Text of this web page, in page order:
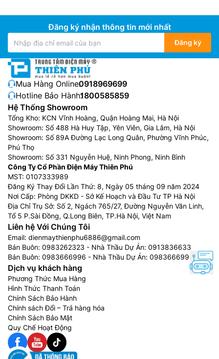
Đăng ký nhận thông tin mới nhất
Đăng ký
Mua Hàng Online:0918969699
Hotline Bảo Hành:1800585859
Hệ Thống Showroom
Tổng Kho: KCN Vĩnh Hoàng, Quận Hoàng Mai, Hà Nội
Showroom: Số 488 Hà Huy Tập, Yên Viên, Gia Lâm, Hà Nội
Showroom: Số 89A Đường Lạc Long Quân, Phường Vĩnh Phúc,
Phú Thọ
Showroom: Số 331 Nguyễn Huệ, Ninh Phong, Ninh Bình
Công Ty Cổ Phần Điện Máy Thiên Phú
MST: 0107333989
Đăng Ký Thay Đổi Lần Thứ: 8, Ngày 05 tháng 09 năm 2024
Nơi Cấp: Phòng DKKD - Sở Kế Hoạch và Đầu Tư TP Hà Nội
Địa Chỉ Trụ Sở: Số 2, Ngách 765/27, Đường Nguyễn Văn Linh,
Tổ 5 P.Sài Đồng, Q.Long Biên, TP.Hà Nội, Việt Nam
Liên hệ Với Chúng Tôi
Email: dienmaythienphu6886@gmail.com
Bán Buôn: 0983262323 - Nhà Thầu Dự Án: 0913836633
Bán Buôn: 0983666996 - Nhà Thầu Dự Án: 0983666996
Dịch vụ khách hàng
Phương Thức Mua Hàng
Hình Thức Thanh Toán
Chính Sách Bảo Hành
Chính sách Đổi – Trả hàng hóa
Chính Sách Bảo Mật
Quy Chế Hoạt Động